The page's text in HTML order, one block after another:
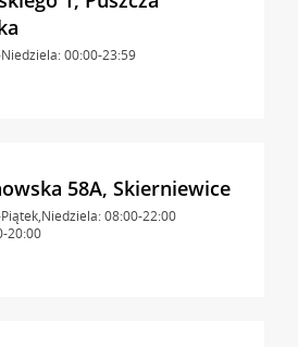
00:00-23:59
58A, Skierniewice
Piątek,Niedziela: 08:00-22:00
20:00